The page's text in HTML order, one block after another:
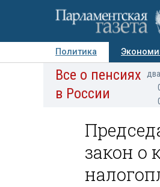
Политика
Авторы Персоны
Все о пенсиях
в России
закон о